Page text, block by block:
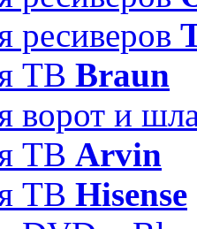
ресиверов
ТВ Braun
ворот и
ТВ Arvin
ТВ Hisense